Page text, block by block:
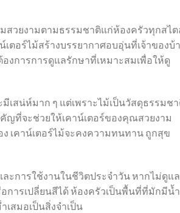
สวยงามตามธรรมชาติแก่ห้องครัวทุกสไต
เตอร์ไม้สร้างบรรยากาศอบอุ่นที่เจ้าของบ้
งการการดูแลรักษาที่เหมาะสมเพื่อให้ดู
เสน่ห์มาก ๆ แต่เพราะไม้เป็นวัสดุธรรมช
ญที่จะช่วยให้เคาน์เตอร์ของคุณสวยงาม
เคาน์เตอร์ไม้จะคงความทนทาน ถูกสุข
ะการใช้งานในชีวิตประจำวัน หากไม่ดูแล
การเปลี่ยนสีได้ ห้องครัวเป็นพื้นที่ที่มักมีน้ำ
สมอเป็นสิ่งจำเป็น